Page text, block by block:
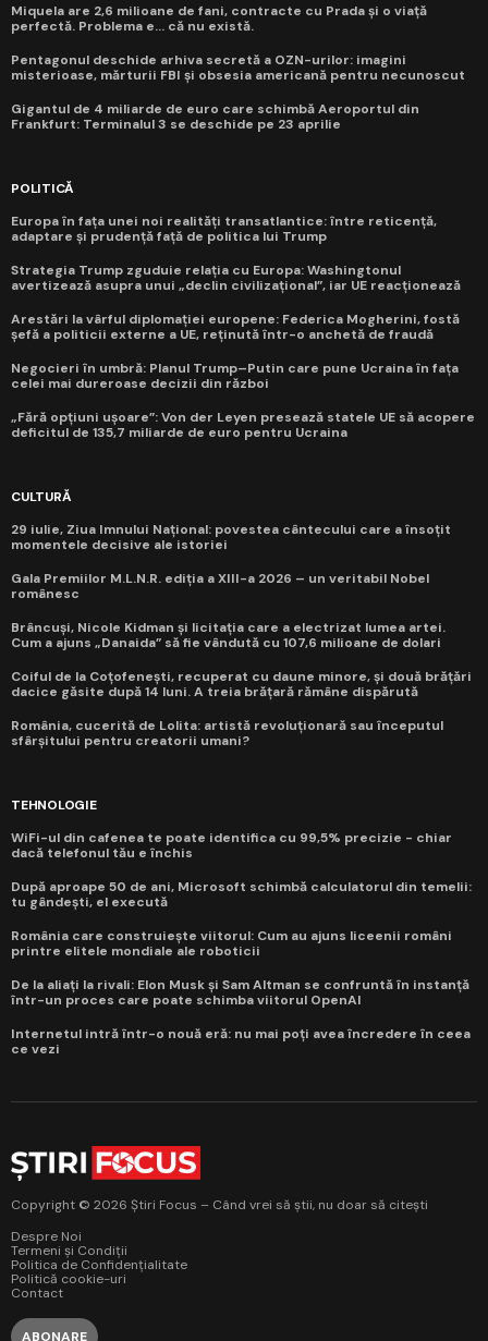
Miquela are 2,6 milioane de fani, contracte cu Prada și o viață
perfectă. Problema e... că nu există.
Pentagonul deschide arhiva secretă a OZN-urilor: imagini
misterioase, mărturii FBI și obsesia americană pentru necunoscut
Gigantul de 4 miliarde de euro care schimbă Aeroportul din
Frankfurt: Terminalul 3 se deschide pe 23 aprilie
POLITICĂ
Europa în fața unei noi realități transatlantice: între reticență,
adaptare și prudență față de politica lui Trump
Strategia Trump zguduie relația cu Europa: Washingtonul
avertizează asupra unui „declin civilizațional”, iar UE reacționează
Arestări la vârful diplomației europene: Federica Mogherini, fostă
șefă a politicii externe a UE, reținută într-o anchetă de fraudă
Negocieri în umbră: Planul Trump–Putin care pune Ucraina în fața
celei mai dureroase decizii din război
„Fără opțiuni ușoare”: Von der Leyen presează statele UE să acopere
deficitul de 135,7 miliarde de euro pentru Ucraina
CULTURĂ
29 iulie, Ziua Imnului Național: povestea cântecului care a însoțit
momentele decisive ale istoriei
Gala Premiilor M.L.N.R. ediția a XIII-a 2026 – un veritabil Nobel
românesc
Brâncuși, Nicole Kidman și licitația care a electrizat lumea artei.
Cum a ajuns „Danaida” să fie vândută cu 107,6 milioane de dolari
Coiful de la Coțofenești, recuperat cu daune minore, și două brățări
dacice găsite după 14 luni. A treia brățară rămâne dispărută
România, cucerită de Lolita: artistă revoluționară sau începutul
sfârșitului pentru creatorii umani?
TEHNOLOGIE
WiFi-ul din cafenea te poate identifica cu 99,5% precizie - chiar
dacă telefonul tău e închis
După aproape 50 de ani, Microsoft schimbă calculatorul din temelii:
tu gândești, el execută
România care construiește viitorul: Cum au ajuns liceenii români
printre elitele mondiale ale roboticii
De la aliați la rivali: Elon Musk și Sam Altman se confruntă în instanță
într-un proces care poate schimba viitorul OpenAI
Internetul intră într-o nouă eră: nu mai poți avea încredere în ceea
ce vezi
Copyright © 2026 Știri Focus – Când vrei să știi, nu doar să citești
Despre Noi
Termeni și Condiții
Politica de Confidențialitate
Politică cookie-uri
Contact
ABONARE